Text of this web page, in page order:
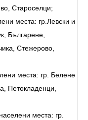
Староселци;
места: гр.Левски и
Българене,
Стежерово,
места: гр. Белене
Петокладенци,
места: гр.